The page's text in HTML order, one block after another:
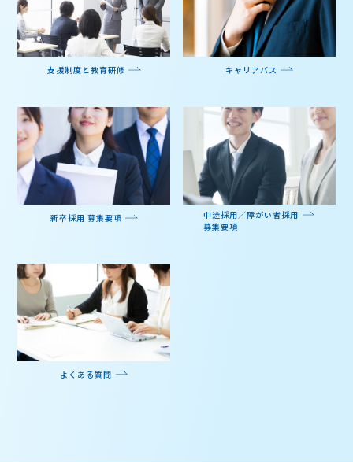
支援制度と教育研修 キャリアパス
新卒採用 募集要項
中途採用／障がい者採用
募集要項
よくある質問